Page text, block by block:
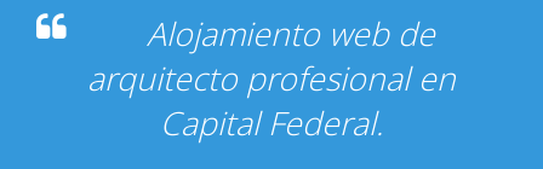
Alojamiento del
teniendo un maximo de
usuarios en linea.